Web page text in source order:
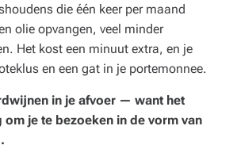
die één keer per maand
olie opvangen, veel minder
Het kost een minuut extra, en je
en een gat in je portemonnee.
in je afvoer — want het
je te bezoeken in de vorm van